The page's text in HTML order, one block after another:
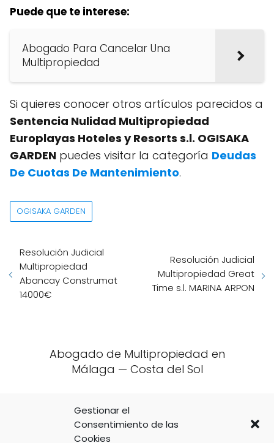
Gestionar el
Consentimiento de las
Cookies
Puede que te interese:
Abogado Para Cancelar Una
Multipropiedad
Si quieres conocer otros artículos parecidos a
Sentencia Nulidad Multipropiedad
Europlayas Hoteles y Resorts s.l. OGISAKA
GARDEN puedes visitar la categoría Deudas
De Cuotas De Mantenimiento.
OGISAKA GARDEN
Resolución Judicial
Multipropiedad
Abancay Construmat
14000€
Resolución Judicial
Multipropiedad Great
Time s.l. MARINA ARPON
Abogado de Multipropiedad en
Málaga — Costa del Sol
Abogado de Multipropiedad en
Valencia y Alicante — Costa Blanca